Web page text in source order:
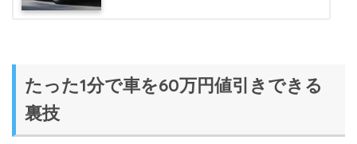
たった1分で車を60万円値引きできる
裏技